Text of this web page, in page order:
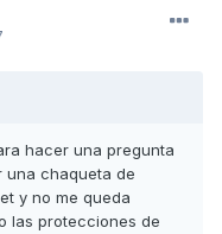
hacer una pregunta
una chaqueta de
y no me queda
las protecciones de